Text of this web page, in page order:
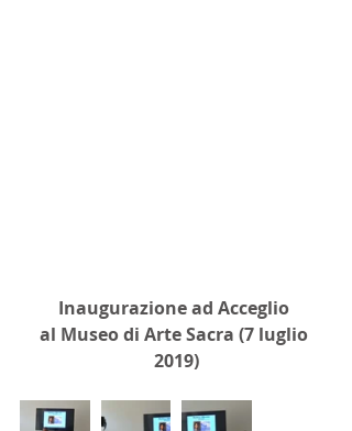
Inaugurazione ad Acceglio
al Museo di Arte Sacra (7 luglio
2019)